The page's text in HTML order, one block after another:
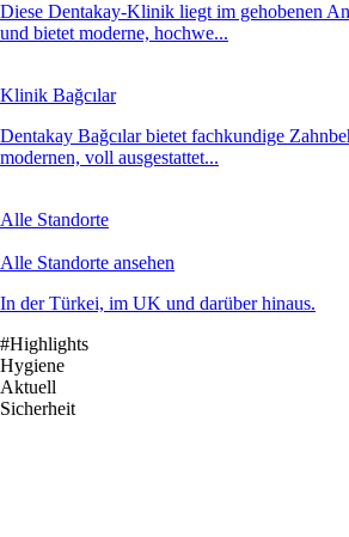
Diese Dentakay-Klinik liegt im gehobenen
und bietet moderne, hochwe...
Klinik Bağcılar
Dentakay Bağcılar bietet fachkundige
modernen, voll ausgestattet...
Alle Standorte
Alle Standorte ansehen
In der Türkei, im UK und darüber hinaus.
#Highlights
Hygiene
Aktuell
Sicherheit